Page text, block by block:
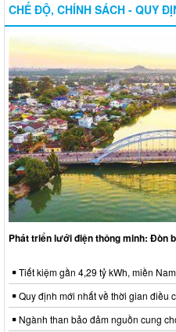
CHẾ ĐỘ, CHÍNH SÁCH - QUY
Phát triển lưới điện thông minh: Đòn
Tiết kiệm gần 4,29 tỷ kWh, miền
Quy định mới nhất về thời gian điều
Ngành than bảo đảm nguồn cung